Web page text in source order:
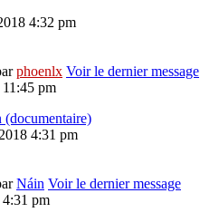
4:32 pm
phoenlx Voir le dernier message
pm
(documentaire)
4:31 pm
Náin Voir le dernier message
pm